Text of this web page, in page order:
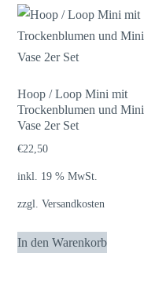
Hoop / Loop Mini mit
Trockenblumen und Mini
Vase 2er Set
€22,50
inkl. 19 % MwSt.
zzgl.Versandkosten
In den Warenkorb